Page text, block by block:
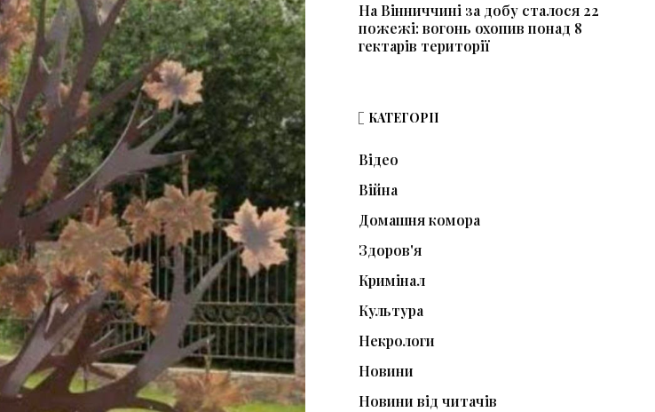
На Вінниччині за добу сталося 22
пожежі: вогонь охопив понад 8
гектарів території
КАТЕГОРІЇ
Відео
Війна
Домашня комора
Здоров'я
Кримінал
Культура
Некрологи
Новини
Новини від читачів